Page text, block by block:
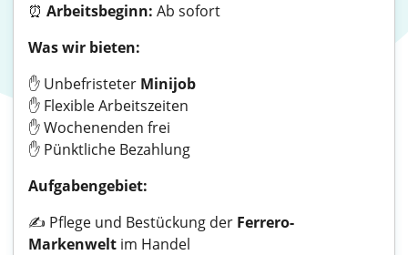
⏰ Arbeitsbeginn: Ab sofort
Was wir bieten:
✋ Unbefristeter Minijob
✋ Flexible Arbeitszeiten
✋ Wochenenden frei
✋ Pünktliche Bezahlung
Aufgabengebiet:
✍️ Pflege und Bestückung der Ferrero-
Markenwelt im Handel